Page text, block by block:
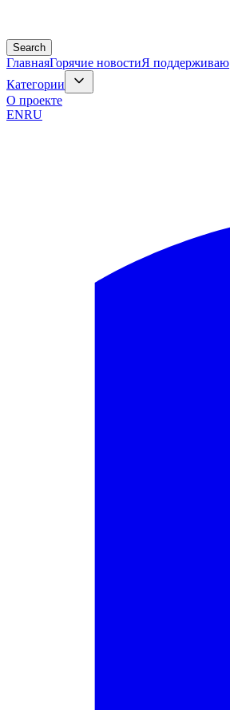
Search
ГлавнаяГорячие новостиЯ поддерживаю
Категории
О проекте
ENRU